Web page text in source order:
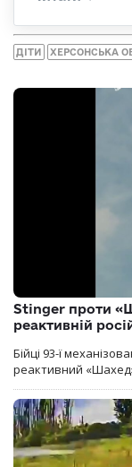
ДІТИ ХЕРСОНСЬКА
Stinger проти
реактивній
Бійці 93-ї
реактивний